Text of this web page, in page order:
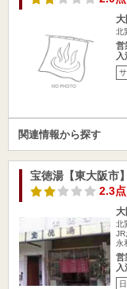
大
北
営
関連情報から探す
宝徳湯【東大阪市】
2.3点
大
北
JR
永
営